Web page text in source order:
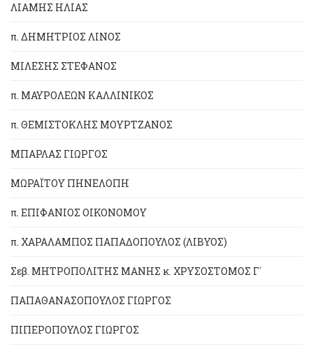
ΛΙΑΜΗΣ ΗΛΙΑΣ
π. ΔΗΜΗΤΡΙΟΣ ΛΙΝΟΣ
ΜΙΛΕΣΗΣ ΣΤΕΦΑΝΟΣ
π. ΜΑΥΡΟΛΕΩΝ ΚΑΛΛΙΝΙΚΟΣ
π. ΘΕΜΙΣΤΟΚΛΗΣ ΜΟΥΡΤΖΑΝΟΣ
ΜΠΑΡΛΑΣ ΓΙΩΡΓΟΣ
ΜΩΡΑΪΤΟΥ ΠΗΝΕΛΟΠΗ
π. ΕΠΙΦΑΝΙΟΣ ΟΙΚΟΝΟΜΟΥ
π. ΧΑΡΑΛΑΜΠΟΣ ΠΑΠΑΔΟΠΟΥΛΟΣ (ΛΙΒΥΟΣ)
Σεβ. ΜΗΤΡΟΠΟΛΙΤΗΣ ΜΑΝΗΣ κ. ΧΡΥΣΟΣΤΟΜΟΣ Γ´
ΠΑΠΑΘΑΝΑΣΟΠΟΥΛΟΣ ΓΙΩΡΓΟΣ
ΠΙΠΕΡΟΠΟΥΛΟΣ ΓΙΩΡΓΟΣ